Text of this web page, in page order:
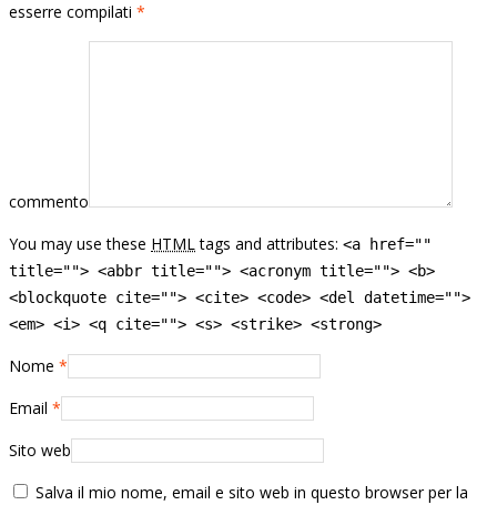
esserre compilati *
commento
You may use these HTMLtags and attributes: <a href=""
title=""> <abbr title=""> <acronym title=""> <b>
<blockquote cite=""> <cite> <code> <del datetime="">
<em> <i> <q cite=""> <s> <strike> <strong>
Nome *
Email *
Sito web
Salva il mio nome, email e sito web in questo browser per la